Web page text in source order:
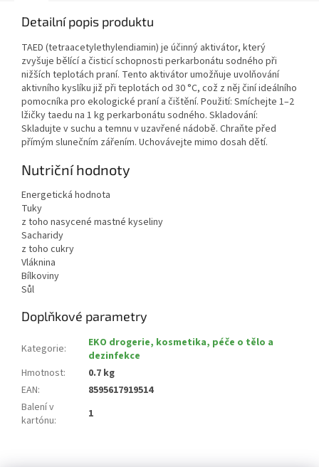
Detailní popis produktu
TAED (tetraacetylethylendiamin) je účinný aktivátor, který
zvyšuje bělící a čisticí schopnosti perkarbonátu sodného při
nižších teplotách praní. Tento aktivátor umožňuje uvolňování
aktivního kyslíku již při teplotách od 30 °C, což z něj činí ideálního
pomocníka pro ekologické praní a čištění. Použití: Smíchejte 1–2
lžičky taedu na 1 kg perkarbonátu sodného. Skladování:
Skladujte v suchu a temnu v uzavřené nádobě. Chraňte před
přímým slunečním zářením. Uchovávejte mimo dosah dětí.
Nutriční hodnoty
Energetická hodnota
Tuky
z toho nasycené mastné kyseliny
Sacharidy
z toho cukry
Vláknina
Bílkoviny
Sůl
Doplňkové parametry
Kategorie:
EKO drogerie, kosmetika, péče o tělo a
dezinfekce
Hmotnost:
0.7 kg
EAN:
8595617919514
Balení v
kartónu: 1